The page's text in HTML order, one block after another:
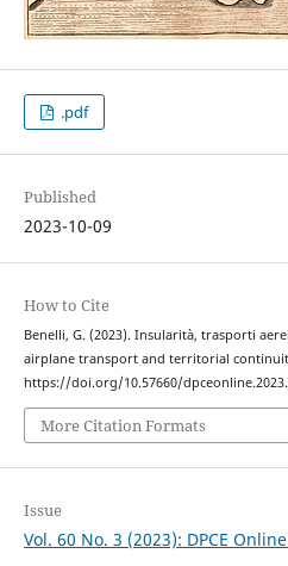
.pdf
Published
2023-10-09
How to Cite
Benelli, G. (2023). Insularità, trasporti
airplane transport and territorial
https://doi.org/10.57660/
More Citation Formats
Issue
Vol. 60 No. 3 (2023): DPCE